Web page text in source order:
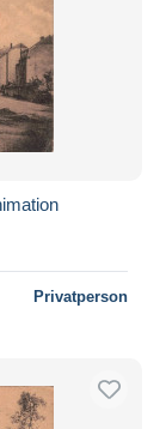
Privatperson